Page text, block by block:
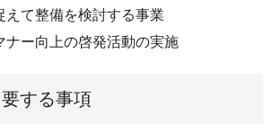
えて整備を検討する事業
ナー向上の啓発活動の実施
する事項